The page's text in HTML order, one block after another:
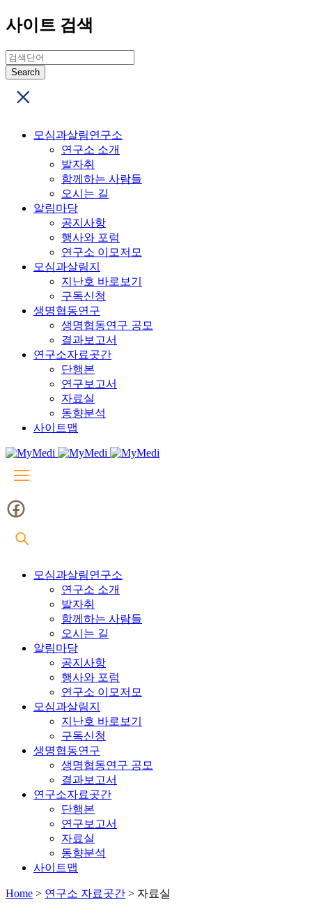
사이트 검색
모심과살림연구소
연구소 소개
발자취
함께하는 사람들
오시는 길
알림마당
공지사항
행사와 포럼
연구소 이모저모
모심과살림지
지난호 바로보기
구독신청
생명협동연구
생명협동연구 공모
결과보고서
연구소자료곳간
단행본
연구보고서
자료실
동향분석
사이트맵
모심과살림연구소
연구소 소개
발자취
함께하는 사람들
오시는 길
알림마당
공지사항
행사와 포럼
연구소 이모저모
모심과살림지
지난호 바로보기
구독신청
생명협동연구
생명협동연구 공모
결과보고서
연구소자료곳간
단행본
연구보고서
자료실
동향분석
사이트맵
Home > 연구소 자료곳간 > 자료실